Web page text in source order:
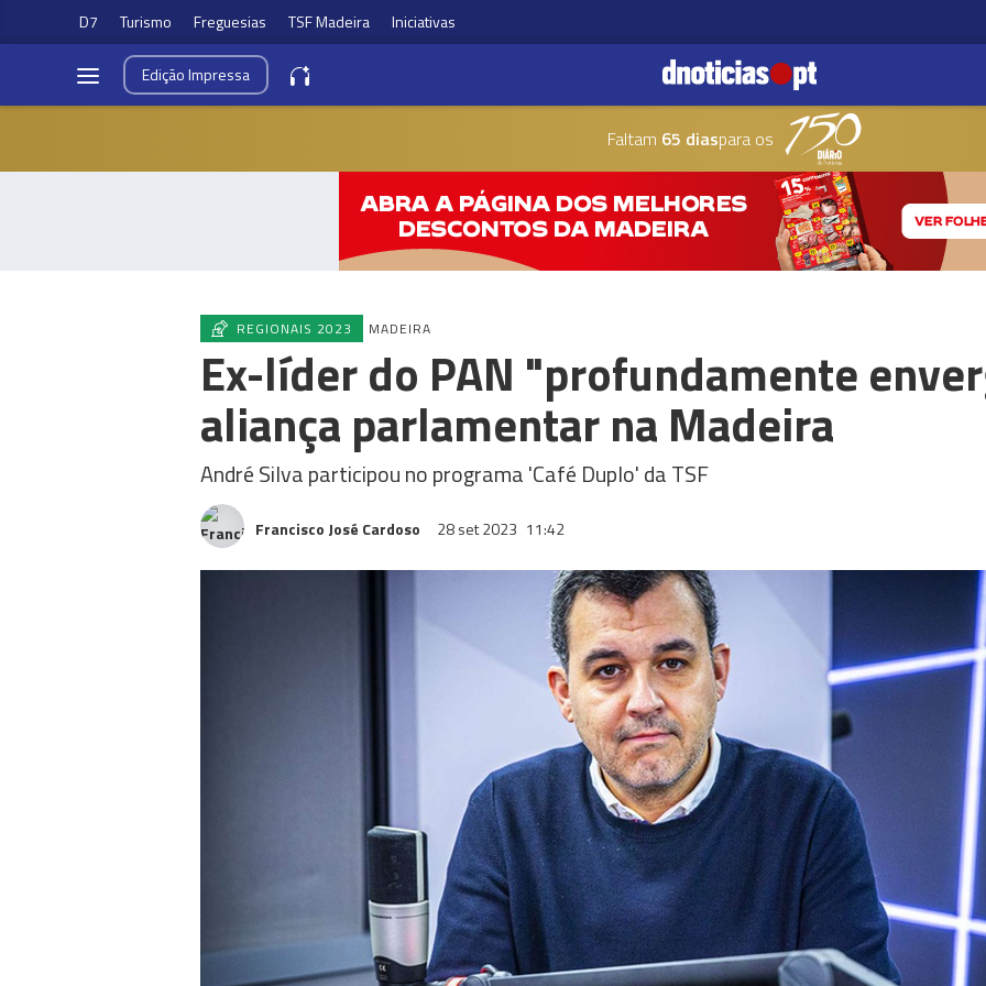
D7 Turismo Freguesias TSF Madeira Iniciativas
EdiçãoImpressa
Faltam 65 diaspara os
REGIONAIS 2023 MADEIRA
Ex-líder do PAN "profundamente
aliança parlamentar na Madeira
André Silva participou no programa 'Café Duplo' da TSF
Francisco José Cardoso 28 set 2023 11:42